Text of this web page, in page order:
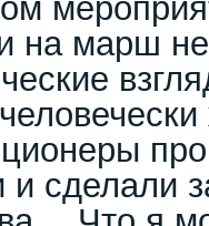
на марш не
и сделали